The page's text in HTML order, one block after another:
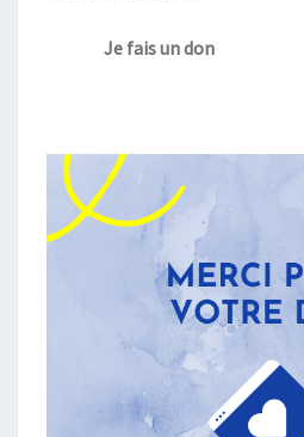
Je fais un don